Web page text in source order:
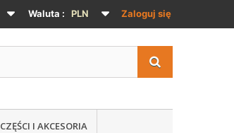
Zaloguj się
Waluta : PLN
CZĘŚCI I AKCESORIA